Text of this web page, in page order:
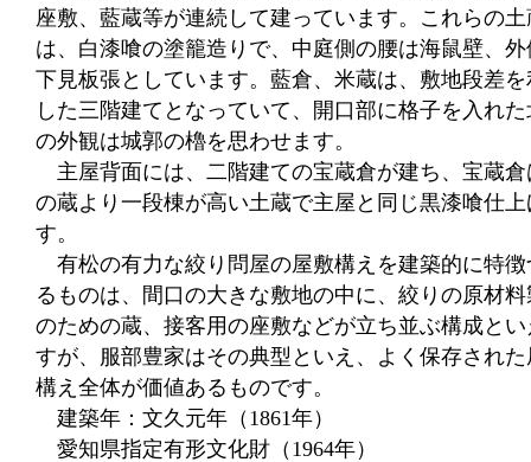
座敷、藍蔵等が連続して建っています。これらの土
は、白漆喰の塗籠造りで、中庭側の腰は海鼠壁、外
下見板張としています。藍倉、米蔵は、敷地段差を
した三階建てとなっていて、開口部に格子を入れ
の外観は城郭の櫓を思わせます。
主屋背面には、二階建ての宝蔵倉が建ち、宝蔵倉
の蔵より一段棟が高い土蔵で主屋と同じ黒漆喰仕上
す。
有松の有力な絞り問屋の屋敷構えを建築的に特徴
るものは、間口の大きな敷地の中に、絞りの原材
のための蔵、接客用の座敷などが立ち並ぶ構成とい
すが、服部豊家はその典型といえ、よく保存された
構え全体が価値あるものです。
建築年：文久元年（1861年）
愛知県指定有形文化財（1964年）